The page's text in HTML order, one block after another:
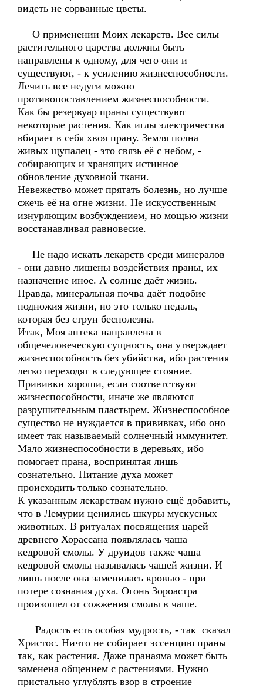
видеть не сорванные цветы.
О применении Моих лекарств. Все силы
растительного царства должны быть
направлены к одному, для чего они и
существуют, - к усилению жизнеспособности.
Лечить все недуги можно
противопоставлением жизнеспособности.
Как бы резервуар праны существуют
некоторые растения. Как иглы электричества
вбирает в себя хвоя прану. Земля полна
живых щупалец - это связь её с небом, -
собирающих и хранящих истинное
обновление духовной ткани.
Невежество может прятать болезнь, но лучше
сжечь её на огне жизни. Не искусственным
изнуряющим возбуждением, но мощью жизни
восстанавливая равновесие.
Не надо искать лекарств среди минералов
- они давно лишены воздействия праны, их
назначение иное. А солнце даёт жизнь.
Правда, минеральная почва даёт подобие
подножия жизни, но это только педаль,
которая без струн бесполезна.
Итак, Моя аптека направлена в
общечеловеческую сущность, она утверждает
жизнеспособность без убийства, ибо растения
легко переходят в следующее стояние.
Прививки хороши, если соответствуют
жизнеспособности, иначе же являются
разрушительным пластырем. Жизнеспособное
существо не нуждается в прививках, ибо оно
имеет так называемый солнечный иммунитет.
Мало жизнеспособности в деревьях, ибо
помогает прана, воспринятая лишь
сознательно. Питание духа может
происходить только сознательно.
К указанным лекарствам нужно ещё добавить,
что в Лемурии ценились шкуры мускусных
животных. В ритуалах посвящения царей
древнего Хорассана появлялась чаша
кедровой смолы. У друидов также чаша
кедровой смолы называлась чашей жизни. И
лишь после она заменилась кровью - при
потере сознания духа. Огонь Зороастра
произошел от сожжения смолы в чаше.
Радость есть особая мудрость, - так сказал
Христос. Ничто не собирает эссенцию праны
так, как растения. Даже пранаяма может быть
заменена общением с растениями. Нужно
пристально углублять взор в строение